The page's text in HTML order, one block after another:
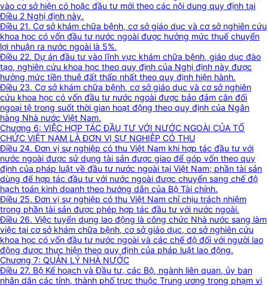
vào cơ sở hiện có hoặc đầu tư mới theo các nội dung quy định tại
Điều 2 Nghị định này.
Điều 21. Cơ sở khám chữa bệnh, cơ sở giáo dục và cơ sở nghiên cứu
khoa học có vốn đầu tư nước ngoài được hưởng mức thuế chuyển
lợi nhuận ra nước ngoài là 5%.
Điều 22. Dự án đầu tư vào lĩnh vực khám chữa bệnh, giáo dục đào
tạo, nghiên cứu khoa học theo quy định của Nghị định này được
hưởng mức tiền thuê đất thấp nhất theo quy định hiện hành.
Điều 23. Cơ sở khám chữa bệnh, cơ sở giáo dục và cơ sở nghiên
cứu khoa học có vốn đầu tư nước ngoài được bảo đảm cân đối
ngoại tệ trong suốt thời gian hoạt động theo quy định của Ngân
hàng Nhà nước Việt Nam.
Chương 6: VIỆC HỢP TÁC ĐẦU TƯ VỚI NƯỚC NGOÀI CỦA TỔ
CHỨC VIỆT NAM LÀ ĐƠN VỊ SỰ NGHIỆP CÓ THU
Điều 24. Đơn vị sự nghiệp có thu Việt Nam khi hợp tác đầu tư với
nước ngoài được sử dụng tài sản được giao để góp vốn theo quy
định của pháp luật về đầu tư nước ngoài tại Việt Nam; phần tài sản
dùng để hợp tác đầu tư với nước ngoài được chuyển sang chế độ
hạch toán kinh doanh theo hướng dẫn của Bộ Tài chính.
Điều 25. Đơn vị sự nghiệp có thu Việt Nam chỉ chịu trách nhiệm
trong phần tài sản được phép hợp tác đầu tư với nước ngoài.
Điều 26. Việc tuyển dụng lao động là công chức Nhà nước sang làm
việc tại cơ sở khám chữa bệnh, cơ sở giáo dục, cơ sở nghiên cứu
khoa học có vốn đầu tư nước ngoài và các chế độ đối với người lao
động được thực hiện theo quy định của pháp luật lao động.
Chương 7: QUẢN LÝ NHÀ NƯỚC
Điều 27. Bộ Kế hoạch và Đầu tư, các Bộ, ngành liên quan, ủy ban
nhân dân các tỉnh, thành phố trực thuộc Trung ương trong phạm vi